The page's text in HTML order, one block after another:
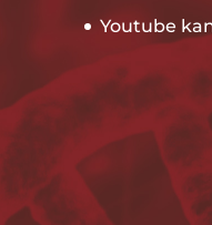
Youtube